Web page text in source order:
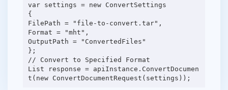
var settings = new ConvertSettings
{
FilePath = "file-to-convert.tar",
Format = "mht",
OutputPath = "ConvertedFiles"
};
// Convert to Specified Format
List response = apiInstance.ConvertDocumen